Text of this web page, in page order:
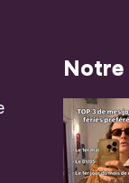
Notre